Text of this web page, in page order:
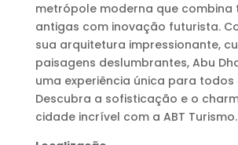
metrópole moderna que combina
antigas com inovação futurista.
sua arquitetura impressionante,
paisagens deslumbrantes, Abu
uma experiência única para todos
Descubra a sofisticação e o
cidade incrível com a ABT Turismo.